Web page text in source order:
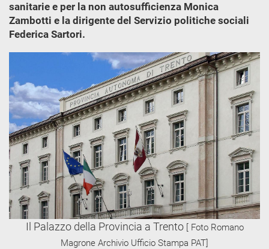
sanitarie e per la non autosufficienza Monica
Zambotti e la dirigente del Servizio politiche sociali
Federica Sartori.
Il Palazzo della Provincia a Trento [ Foto Romano
Magrone Archivio Ufficio Stampa PAT]